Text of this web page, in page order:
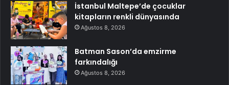
İstanbul Maltepe’de çocuklar
kitapların renkli dünyasında
Ağustos 8, 2026
Batman Sason’da emzirme
farkındalığı
Ağustos 8, 2026